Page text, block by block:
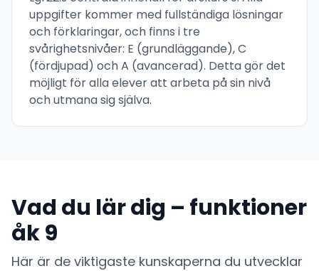
uppgifter kommer med fullständiga lösningar
och förklaringar, och finns i tre
svårighetsnivåer: E (grundläggande), C
(fördjupad) och A (avancerad). Detta gör det
möjligt för alla elever att arbeta på sin nivå
och utmana sig själva.
Vad du lär dig – funktioner
åk 9
Här är de viktigaste kunskaperna du utvecklar